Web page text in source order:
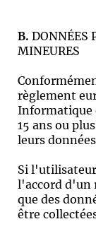
B. DONNÉES
MINEURES
règlement
Informatique
15 ans ou
leurs
Si
l'accord d'un
que des
être